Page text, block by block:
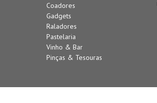
Coadores
Gadgets
Raladores
Pastelaria
Vinho & Bar
Pinças & Tesouras